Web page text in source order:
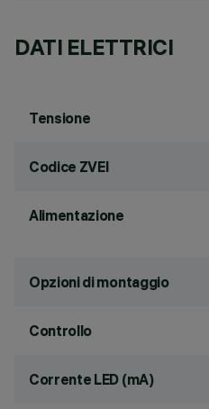
DATI ELETTRICI
Tensione
Codice ZVEI
Alimentazione
Opzioni di montaggio
Controllo
Corrente LED (mA)